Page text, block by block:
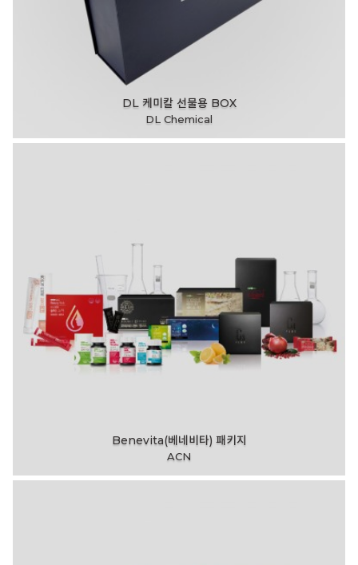
DL 케미칼 선물용 BOX
DL Chemical
Benevita(베네비타) 패키지
ACN